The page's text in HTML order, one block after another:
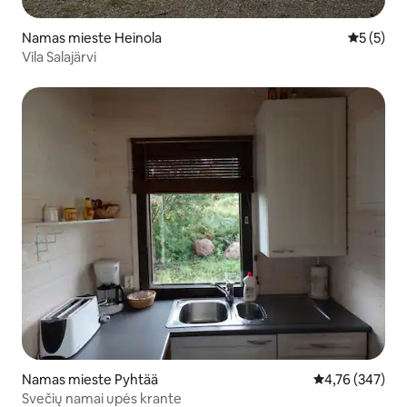
Namas mieste Heinola Vidutinis
5 (5)
Vila Salajärvi
Namas mieste Pyhtää Vidutinis
4,76 (347)
Svečių namai upės krante